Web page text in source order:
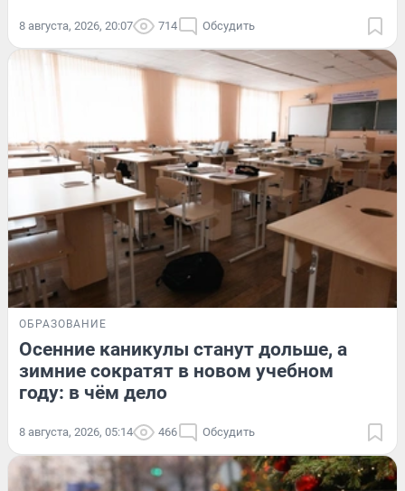
8 августа, 2026, 20:07 714 Обсудить
ОБРАЗОВАНИЕ
Осенние каникулы станут дольше, а
зимние сократят в новом учебном
году: в чём дело
8 августа, 2026, 05:14 466 Обсудить